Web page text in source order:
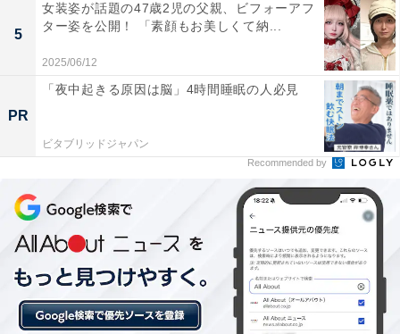
5
女装姿が話題の47歳2児の父親、ビフォーアフ
ター姿を公開！ 「素顔もお美しくて納...
2025/06/12
PR
「夜中起きる原因は脳」4時間睡眠の人必見
ビタブリッドジャパン
Recommended by